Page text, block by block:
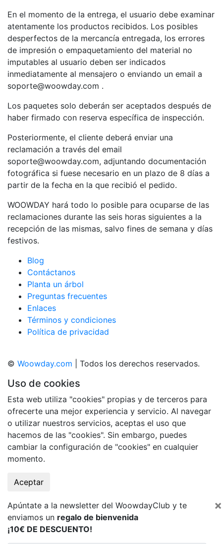
En el momento de la entrega, el usuario debe examinar
atentamente los productos recibidos. Los posibles
desperfectos de la mercancía entregada, los errores
de impresión o empaquetamiento del material no
imputables al usuario deben ser indicados
inmediatamente al mensajero o enviando un email a
soporte@woowday.com .
Los paquetes solo deberán ser aceptados después de
haber firmado con reserva específica de inspección.
Posteriormente, el cliente deberá enviar una
reclamación a través del email
soporte@woowday.com, adjuntando documentación
fotográfica si fuese necesario en un plazo de 8 días a
partir de la fecha en la que recibió el pedido.
WOOWDAY hará todo lo posible para ocuparse de las
reclamaciones durante las seis horas siguientes a la
recepción de las mismas, salvo fines de semana y días
festivos.
Blog
Contáctanos
Planta un árbol
Preguntas frecuentes
Enlaces
Términos y condiciones
Política de privacidad
© Woowday.com | Todos los derechos reservados.
Uso de cookies
Esta web utiliza "cookies" propias y de terceros para
ofrecerte una mejor experiencia y servicio. Al navegar
o utilizar nuestros servicios, aceptas el uso que
hacemos de las "cookies". Sin embargo, puedes
cambiar la configuración de "cookies" en cualquier
momento.
Aceptar
×
Apúntate a la newsletter del WoowdayClub y te
enviamos un regalo de bienvenida
¡10€ DE DESCUENTO!